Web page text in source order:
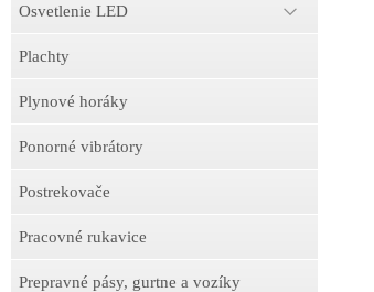
Osvetlenie LED
Plachty
Plynové horáky
Ponorné vibrátory
Postrekovače
Pracovné rukavice
Prepravné pásy, gurtne a vozíky